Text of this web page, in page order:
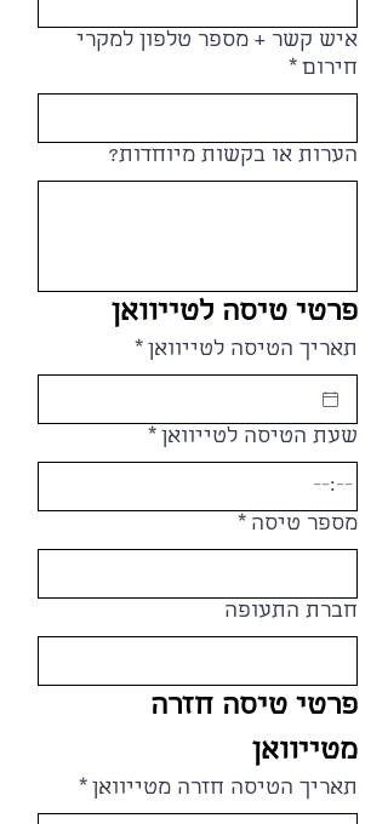
איש קשר + מספר טלפון למקרי
חירום *
הערות או בקשות מיוחדות?
פרטי טיסה לטייוואן
תאריך הטיסה לטייוואן *
שעת הטיסה לטייוואן *
:
מספר טיסה *
חברת התעופה
מטייוואן
תאריך הטיסה חזרה מטייוואן *